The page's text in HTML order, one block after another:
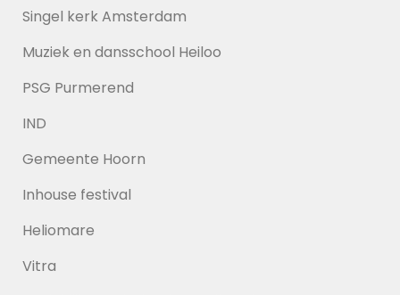
Singel kerk Amsterdam
Muziek en dansschool Heiloo
PSG Purmerend
IND
Gemeente Hoorn
Inhouse festival
Heliomare
Vitra